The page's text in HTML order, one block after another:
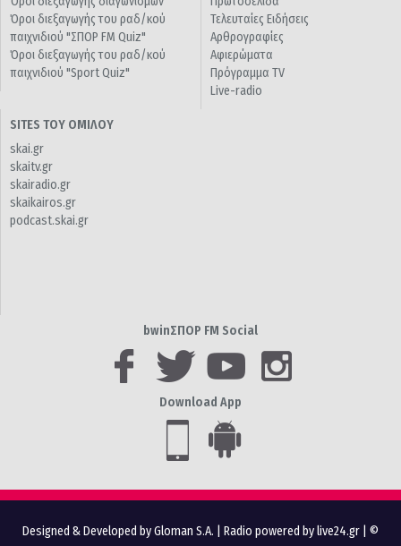
Όροι διεξαγωγής του ραδ/κού
παιχνιδιού "ΣΠΟΡ FM Quiz"
Όροι διεξαγωγής του ραδ/κού
παιχνιδιού "Sport Quiz"
Τελευταίες Ειδήσεις
Αρθρογραφίες
Αφιερώματα
Πρόγραμμα TV
Live-radio
SITES ΤΟΥ ΟΜΙΛΟΥ
skai.gr
skaitv.gr
skairadio.gr
skaikairos.gr
podcast.skai.gr
bwinΣΠΟΡ FM Social
Download App
Designed & Developed by Gloman S.A. Radio powered by live24.gr | ©